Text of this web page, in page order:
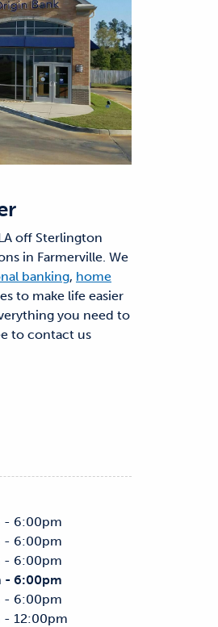
off Sterlington
in Farmerville. We
banking, home
to make life easier
you need to
to contact us
- 6:00pm
- 6:00pm
- 6:00pm
- 6:00pm
- 6:00pm
- 12:00pm